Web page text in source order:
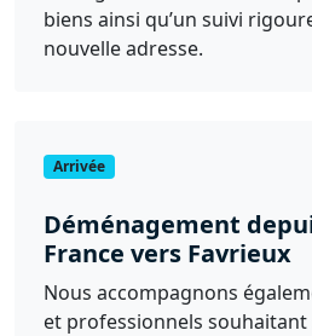
biens ainsi qu’un suivi
nouvelle adresse.
Arrivée
Déménagement
France vers Favrieux
Nous accompagnons
et professionnels souhaitant